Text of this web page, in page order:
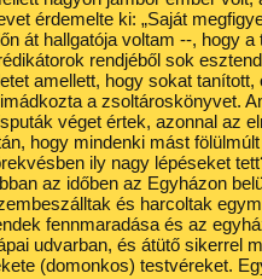
érdemelte ki: „Saját
át hallgatója voltam --, hogy
rendjéből sok
amellett, hogy sokat
a zsoltároskönyvet.
véget értek, azonnal az
hogy mindenki mást
ily nagy lépéseket
az időben az Egyházon
és harcoltak
fennmaradása és az
udvarban, és átütő sikerrel
(domonkos) testvéreket.